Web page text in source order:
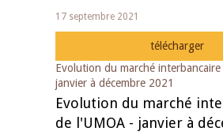
17 septembre 2021
télécharger
Evolution du marché
janvier à décembre 2021
Evolution du marché
de l'UMOA - janvier à